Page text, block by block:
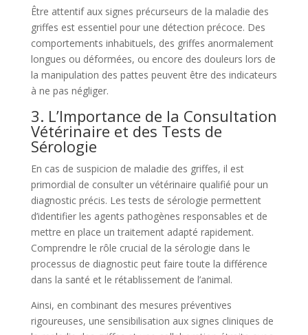
Être attentif aux signes précurseurs de la maladie des
griffes est essentiel pour une détection précoce. Des
comportements inhabituels, des griffes anormalement
longues ou déformées, ou encore des douleurs lors de
la manipulation des pattes peuvent être des indicateurs
à ne pas négliger.
3. L’Importance de la Consultation
Vétérinaire et des Tests de
Sérologie
En cas de suspicion de maladie des griffes, il est
primordial de consulter un vétérinaire qualifié pour un
diagnostic précis. Les tests de sérologie permettent
d’identifier les agents pathogènes responsables et de
mettre en place un traitement adapté rapidement.
Comprendre le rôle crucial de la sérologie dans le
processus de diagnostic peut faire toute la différence
dans la santé et le rétablissement de l’animal.
Ainsi, en combinant des mesures préventives
rigoureuses, une sensibilisation aux signes cliniques de